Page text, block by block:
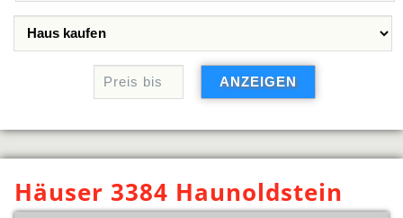
Häuser 3384 Haunoldstein